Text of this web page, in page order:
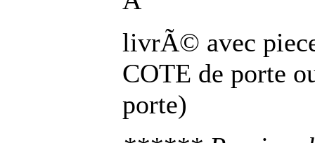
livrÃ© avec
COTE de porte
porte)